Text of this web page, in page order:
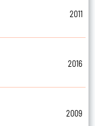
2011
2016
2009